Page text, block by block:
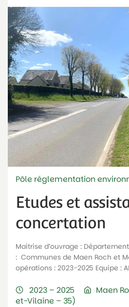
Pôle réglementation
Etudes et
concertation
Maitrise d’ouvrage :
: Communes de Maen Roch et
opérations : 2023-2025 Equipe :
2023 – 2025
Maen
et-Vilaine – 35)